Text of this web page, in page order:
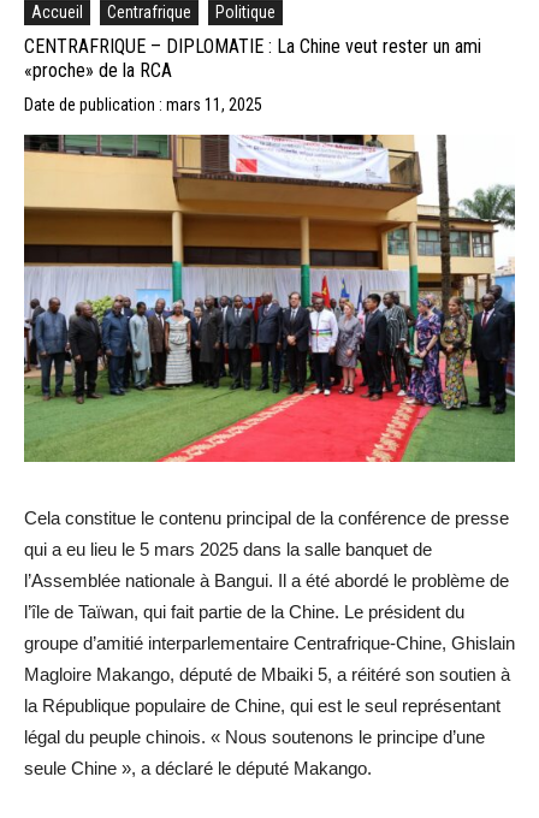
Accueil Centrafrique Politique
CENTRAFRIQUE – DIPLOMATIE : La Chine veut rester un ami
«proche» de la RCA
Date de publication : mars 11, 2025
Cela constitue le contenu principal de la conférence de presse
qui a eu lieu le 5 mars 2025 dans la salle banquet de
l’Assemblée nationale à Bangui. Il a été abordé le problème de
l’île de Taïwan, qui fait partie de la Chine. Le président du
groupe d’amitié interparlementaire Centrafrique-Chine, Ghislain
Magloire Makango, député de Mbaiki 5, a réitéré son soutien à
la République populaire de Chine, qui est le seul représentant
légal du peuple chinois. « Nous soutenons le principe d’une
seule Chine », a déclaré le député Makango.